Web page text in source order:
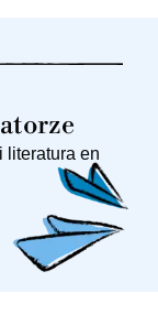
literatura en